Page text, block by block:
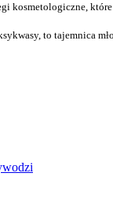
kosmetologiczne,
to tajemnica